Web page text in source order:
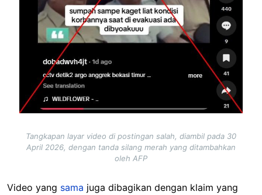
Tangkapan layar video di postingan salah, diambil pada 30
April 2026, dengan tanda silang merah yang ditambahkan
oleh AFP
Video yang sama juga dibagikan dengan klaim yang